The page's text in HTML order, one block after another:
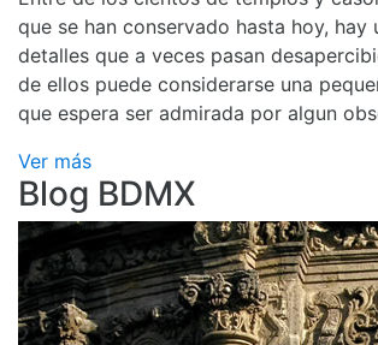
que se han conservado hasta hoy, hay
detalles que a veces pasan
de ellos puede considerarse una
que espera ser admirada por algun
Ver más
Blog BDMX